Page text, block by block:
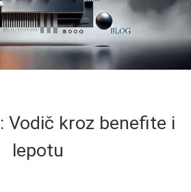
Vodič kroz benefite i
lepotu